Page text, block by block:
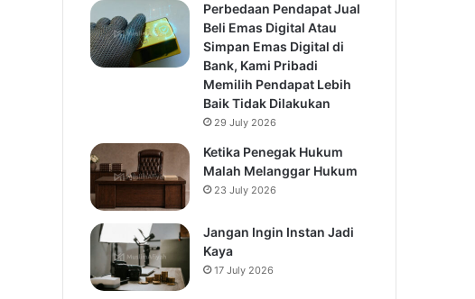
Perbedaan Pendapat Jual
Beli Emas Digital Atau
Simpan Emas Digital di
Bank, Kami Pribadi
Memilih Pendapat Lebih
Baik Tidak Dilakukan
29 July 2026
Ketika Penegak Hukum
Malah Melanggar Hukum
23 July 2026
Jangan Ingin Instan Jadi
Kaya
17 July 2026